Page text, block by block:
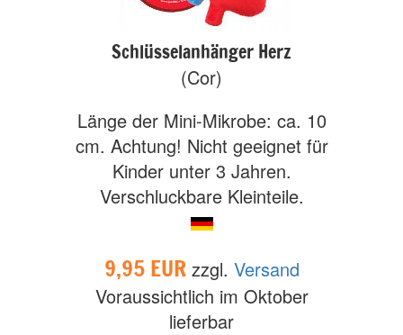
Schlüsselanhänger Herz
(Cor)
Länge der Mini-Mikrobe: ca. 10
cm. Achtung! Nicht geeignet für
Kinder unter 3 Jahren.
Verschluckbare Kleinteile.
9,95 EUR zzgl. Versand
Voraussichtlich im Oktober
lieferbar